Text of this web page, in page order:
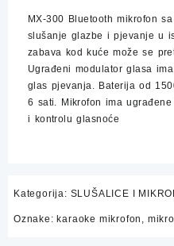
MX-300 Bluetooth mikrofon
slušanje glazbe i pjevanje u
zabava kod kuće može se
Ugrađeni modulator glasa
glas pjevanja. Baterija od
6 sati. Mikrofon ima
i kontrolu glasnoće
Kategorija: SLUŠALICE I
Oznake:karaoke mikrofon